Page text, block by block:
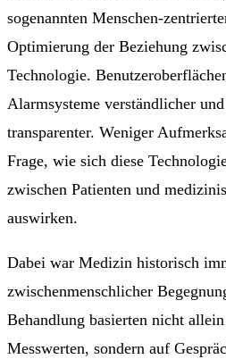
sogenannten Menschen-
Optimierung der Beziehung
Technologie.
Alarmsysteme verständlicher
transparenter. Weniger
Frage, wie sich diese
zwischen Patienten und
auswirken.
Dabei war Medizin historisch
zwischenmenschlicher
Behandlung basierten nicht
Messwerten, sondern auf